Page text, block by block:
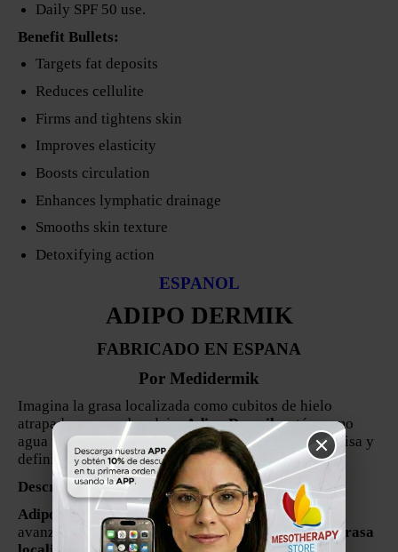
Daily SPF 50 use.
Benefit Bullets:
Targets fat deposits
Reduces cellulite
Firms and tightens skin
Improves elasticity
Boosts circulation
Enhances lymphatic drainage
Smooths skin texture
Detoxifying action
ESPANOL
ADIPO DERMIK
FABRICADO EN ESPANA
Por Medidermik
Imagina la grasa localizada como cubitos de hielo
atrapados en una bandeja:Adipo Dermikactúa como
agua tibia que los libera, dejando la superficie más lisa y
definida.
Descripción
Adipo Dermikes un sérum corporal de mesoterapia
avanzada diseñado para actuar sobre depósitos de grasa